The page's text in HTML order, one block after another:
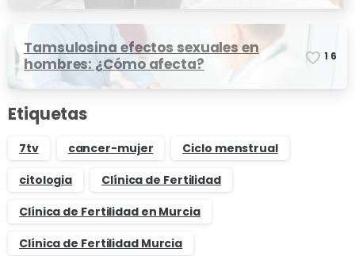
Tamsulosina efectos sexuales en
hombres: ¿Cómo afecta?
1 6
Etiquetas
7tv cancer-mujer
Ciclo menstrual
citologia
Clínica de Fertilidad
Clínica de Fertilidad en Murcia
Clínica de Fertilidad Murcia